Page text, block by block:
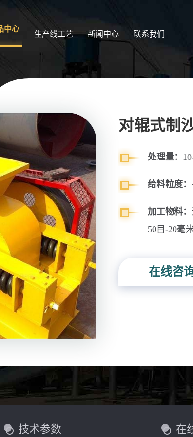
中心
生产线工艺 新闻中心 联系我们
对辊式制
处理量：
给料粒度：
加工物料：
50目-20毫
在线咨
技术参数 在